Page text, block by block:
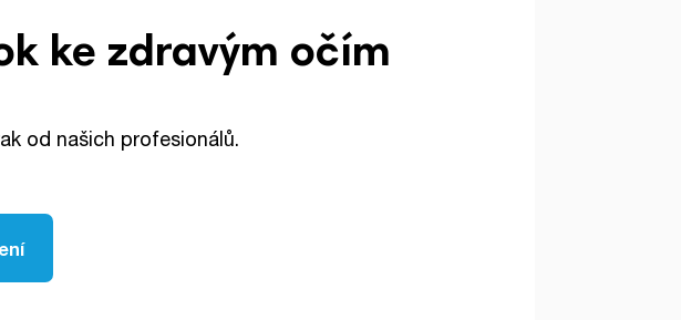
ke zdravým očím
od našich profesionálů.